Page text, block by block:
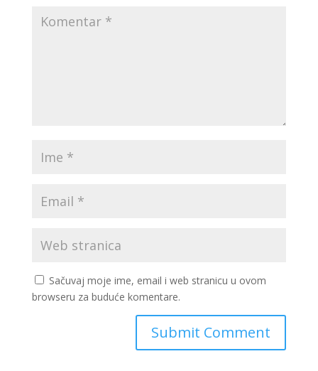
Sačuvaj moje ime, email i web stranicu u ovom
browseru za buduće komentare.